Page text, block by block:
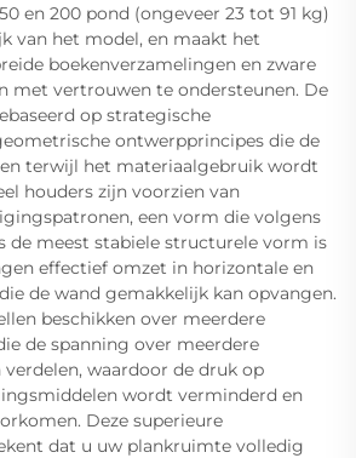
en 200 pond (ongeveer 23 tot 91 kg)
van het model, en maakt het
boekenverzamelingen en zware
met vertrouwen te ondersteunen. De
op strategische
ontwerpprincipes die de
terwijl het materiaalgebruik wordt
houders zijn voorzien van
een vorm die volgens
de meest stabiele structurele vorm is
effectief omzet in horizontale en
de wand gemakkelijk kan opvangen.
beschikken over meerdere
de spanning over meerdere
waardoor de druk op
wordt verminderd en
Deze superieure
dat u uw plankruimte volledig